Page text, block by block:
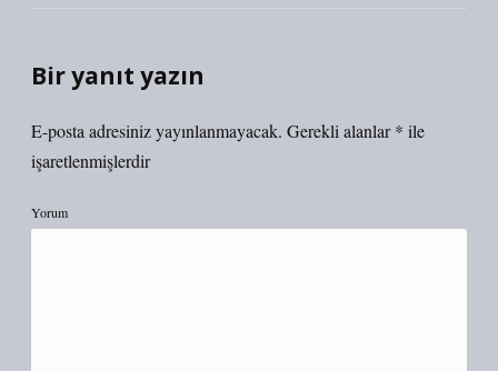
Bir yanıt yazın
E-posta adresiniz yayınlanmayacak. Gerekli alanlar* ile
işaretlenmişlerdir
Yorum